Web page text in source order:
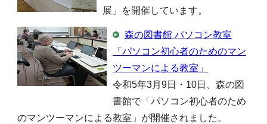
展」を開催しています。
森の図書館 パソコン教室
「パソコン初心者のためのマン
ツーマンによる教室」
令和5年3月9日・10日、森の図
書館で「パソコン初心者のため
のマンツーマンによる教室」が開催されました。